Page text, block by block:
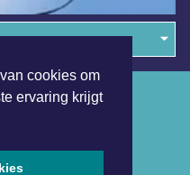
cookies om
ervaring krijgt